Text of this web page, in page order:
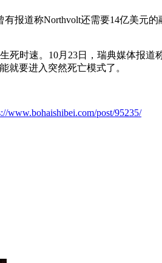
报道称Northvolt还需要14亿美元
死时速。10月23日，瑞典媒体报
就要进入突然死亡模式了。
www.bohaishibei.com/post/95235/